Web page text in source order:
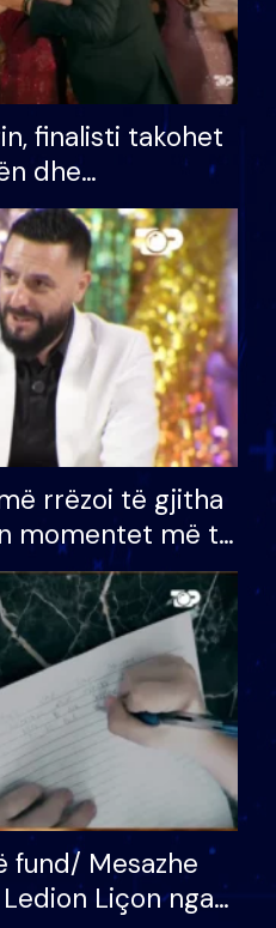
finalisti takohet
dhe
ndonjë letër
rrëzoi të gjitha
momentet më të
e BB VIP: Do më
kur…
fund/ Mesazhe
Liçon nga